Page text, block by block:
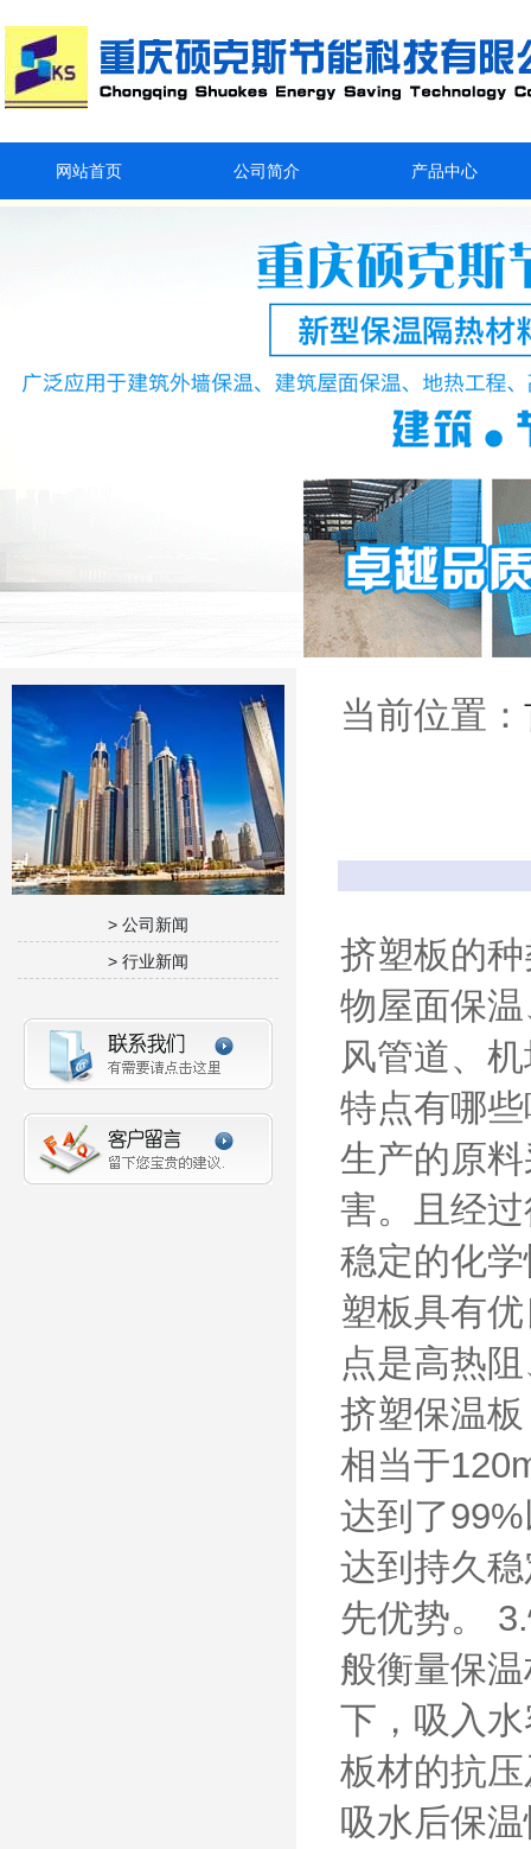
网站首页 公司简介 产品中心
> 公司新闻
> 行业新闻
当前位置：
挤塑板的
物屋面保
风管道、
特点有哪
生产的原
害。且经
稳定的化
塑板具有
点是高热
挤塑保温
相当于
达到了
达到持久
先优势。
般衡量保
下，吸入
板材的抗
吸水后保